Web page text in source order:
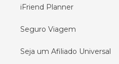
iFriend Planner
Seguro Viagem
Seja um Afiliado Universal